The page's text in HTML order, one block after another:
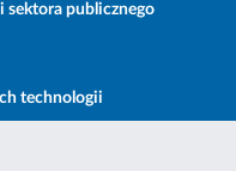
sektora publicznego
technologii